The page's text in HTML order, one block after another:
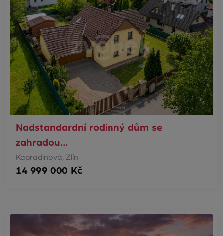
Nadstandardní rodinný dům se
zahradou…
Kapradinová, Zlín
14 999 000 Kč